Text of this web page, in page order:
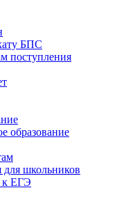
БПС
поступления
образование
школьников
к ЕГЭ